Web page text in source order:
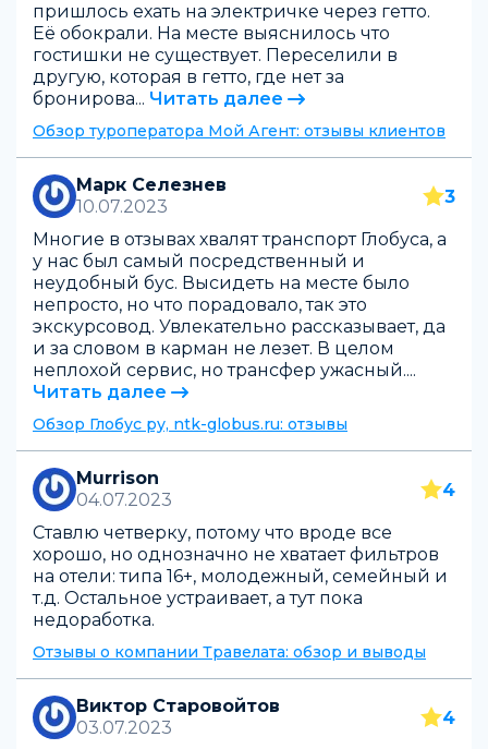
пришлось ехать на электричке через гетто.
Её обокрали. На месте выяснилось что
гостишки не существует. Переселили в
другую, которая в гетто, где нет за
бронирова... Читать далее
Обзор туроператора Мой Агент: отзывы клиентов
Марк Селезнев
10.07.2023
3
Многие в отзывах хвалят транспорт Глобуса, а
у нас был самый посредственный и
неудобный бус. Высидеть на месте было
непросто, но что порадовало, так это
экскурсовод. Увлекательно рассказывает, да
и за словом в карман не лезет. В целом
неплохой сервис, но трансфер ужасный....
Читать далее
Обзор Глобус ру, ntk-globus.ru: отзывы
Murrison
04.07.2023
4
Ставлю четверку, потому что вроде все
хорошо, но однозначно не хватает фильтров
на отели: типа 16+, молодежный, семейный и
т.д. Остальное устраивает, а тут пока
недоработка.
Отзывы о компании Травелата: обзор и выводы
Виктор Старовойтов
03.07.2023
4